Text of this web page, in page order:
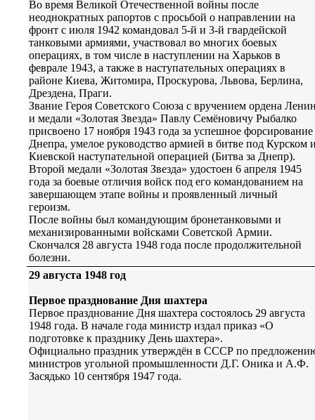
Во время Великой Отечественной войны после
неоднократных рапортов с просьбой о направлении на
фронт с июля 1942 командовал 5-й и 3-й гвардейской
танковыми армиями, участвовал во многих боевых
операциях, в том числе в наступлении на Харьков в
феврале 1943, а также в наступательных операциях в
районе Киева, Житомира, Проскурова, Львова, Берлина,
Дрездена, Праги.
Звание Героя Советского Союза с вручением ордена
и медали «Золотая Звезда» Павлу Семёновичу Рыбалко
присвоено 17 ноября 1943 года за успешное форсирование
Днепра, умелое руководство армией в битве под Курском
Киевской наступательной операцией (Битва за Днепр).
Второй медали «Золотая Звезда» удостоен 6 апреля 1945
года за боевые отличия войск под его командованием на
завершающем этапе войны и проявленный личный
героизм.
После войны был командующим бронетанковыми и
механизированными войсками Советской Армии.
Скончался 28 августа 1948 года после продолжительной
болезни.
29 августа 1948 год
Первое празднование Дня шахтера
Первое празднование Дня шахтера состоялось 29 августа
1948 года. В начале года министр издал приказ «О
подготовке к празднику День шахтера».
Официально праздник утверждён в СССР по
министров угольной промышленности Д.Г. Оника и А.Ф.
Засядько 10 сентября 1947 года.